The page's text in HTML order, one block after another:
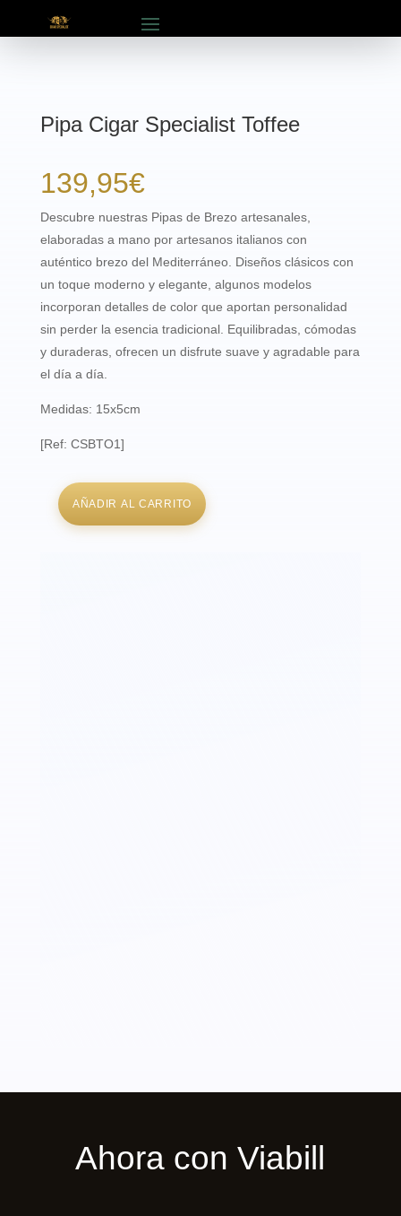
Pipa Cigar Specialist Toffee
139,95€
Descubre nuestras Pipas de Brezo artesanales,
elaboradas a mano por artesanos italianoscon
auténtico brezo del Mediterráneo. Diseños clásicos con
un toque moderno y elegante , algunos modelos
incorporan detalles de color que aportan personalidad
sin perder la esencia tradicional. Equilibradas, cómodas
y duraderas, ofrecen un disfrute suave y agradable para
el día a día.
Medidas: 15x5cm
[Ref: CSBTO1]
Pipa
AÑADIR AL CARRITO
Ahora con Viabill